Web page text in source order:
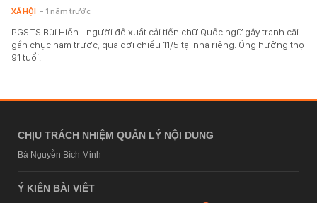
XÃ HỘI - 1 năm trước
PGS.TS Bùi Hiền - người đề xuất cải tiến chữ Quốc ngữ gây tranh cãi
gần chục năm trước, qua đời chiều 11/5 tại nhà riêng. Ông hưởng thọ
91 tuổi.
CHỊU TRÁCH NHIỆM QUẢN LÝ NỘI DUNG
Bà Nguyễn Bích Minh
Ý KIẾN BÀI VIẾT